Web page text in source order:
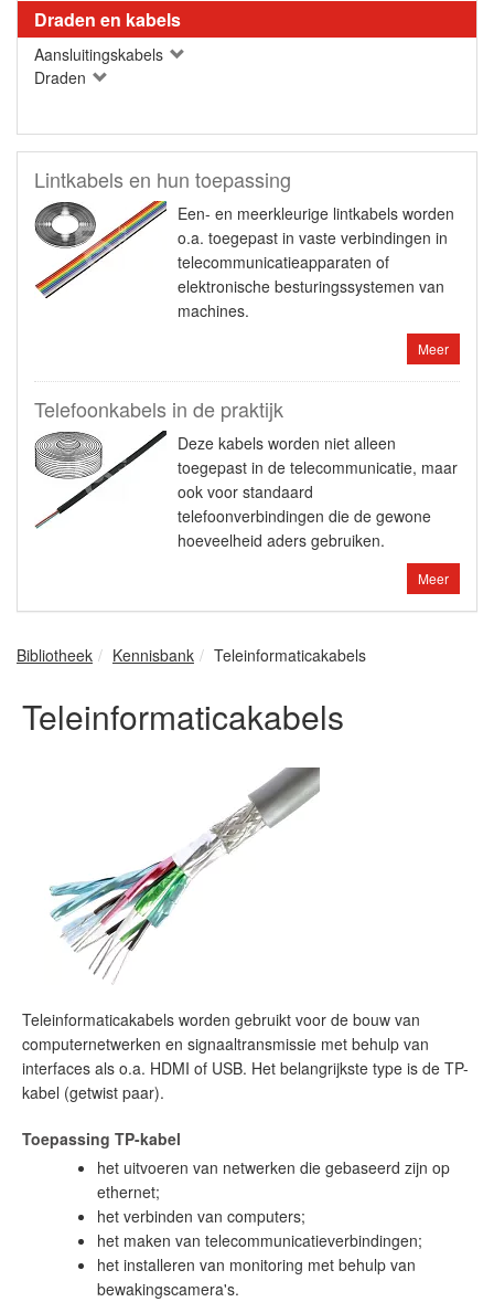
Draden en kabels
Aansluitingskabels
Draden
Lintkabels en hun toepassing
Een- en meerkleurige lintkabels worden
o.a. toegepast in vaste verbindingen in
telecommunicatieapparaten of
elektronische besturingssystemen van
machines.
Meer
Telefoonkabels in de praktijk
Deze kabels worden niet alleen
toegepast in de telecommunicatie, maar
ook voor standaard
telefoonverbindingen die de gewone
hoeveelheid aders gebruiken.
Meer
Bibliotheek Kennisbank Teleinformaticakabels
Teleinformaticakabels
Teleinformaticakabels worden gebruikt voor de bouw van
computernetwerken en signaaltransmissie met behulp van
interfaces als o.a. HDMI of USB. Het belangrijkste type is de TP-
kabel (getwist paar).
Toepassing TP-kabel
het uitvoeren van netwerken die gebaseerd zijn op
ethernet;
het verbinden van computers;
het maken van telecommunicatieverbindingen;
het installeren van monitoring met behulp van
bewakingscamera's.